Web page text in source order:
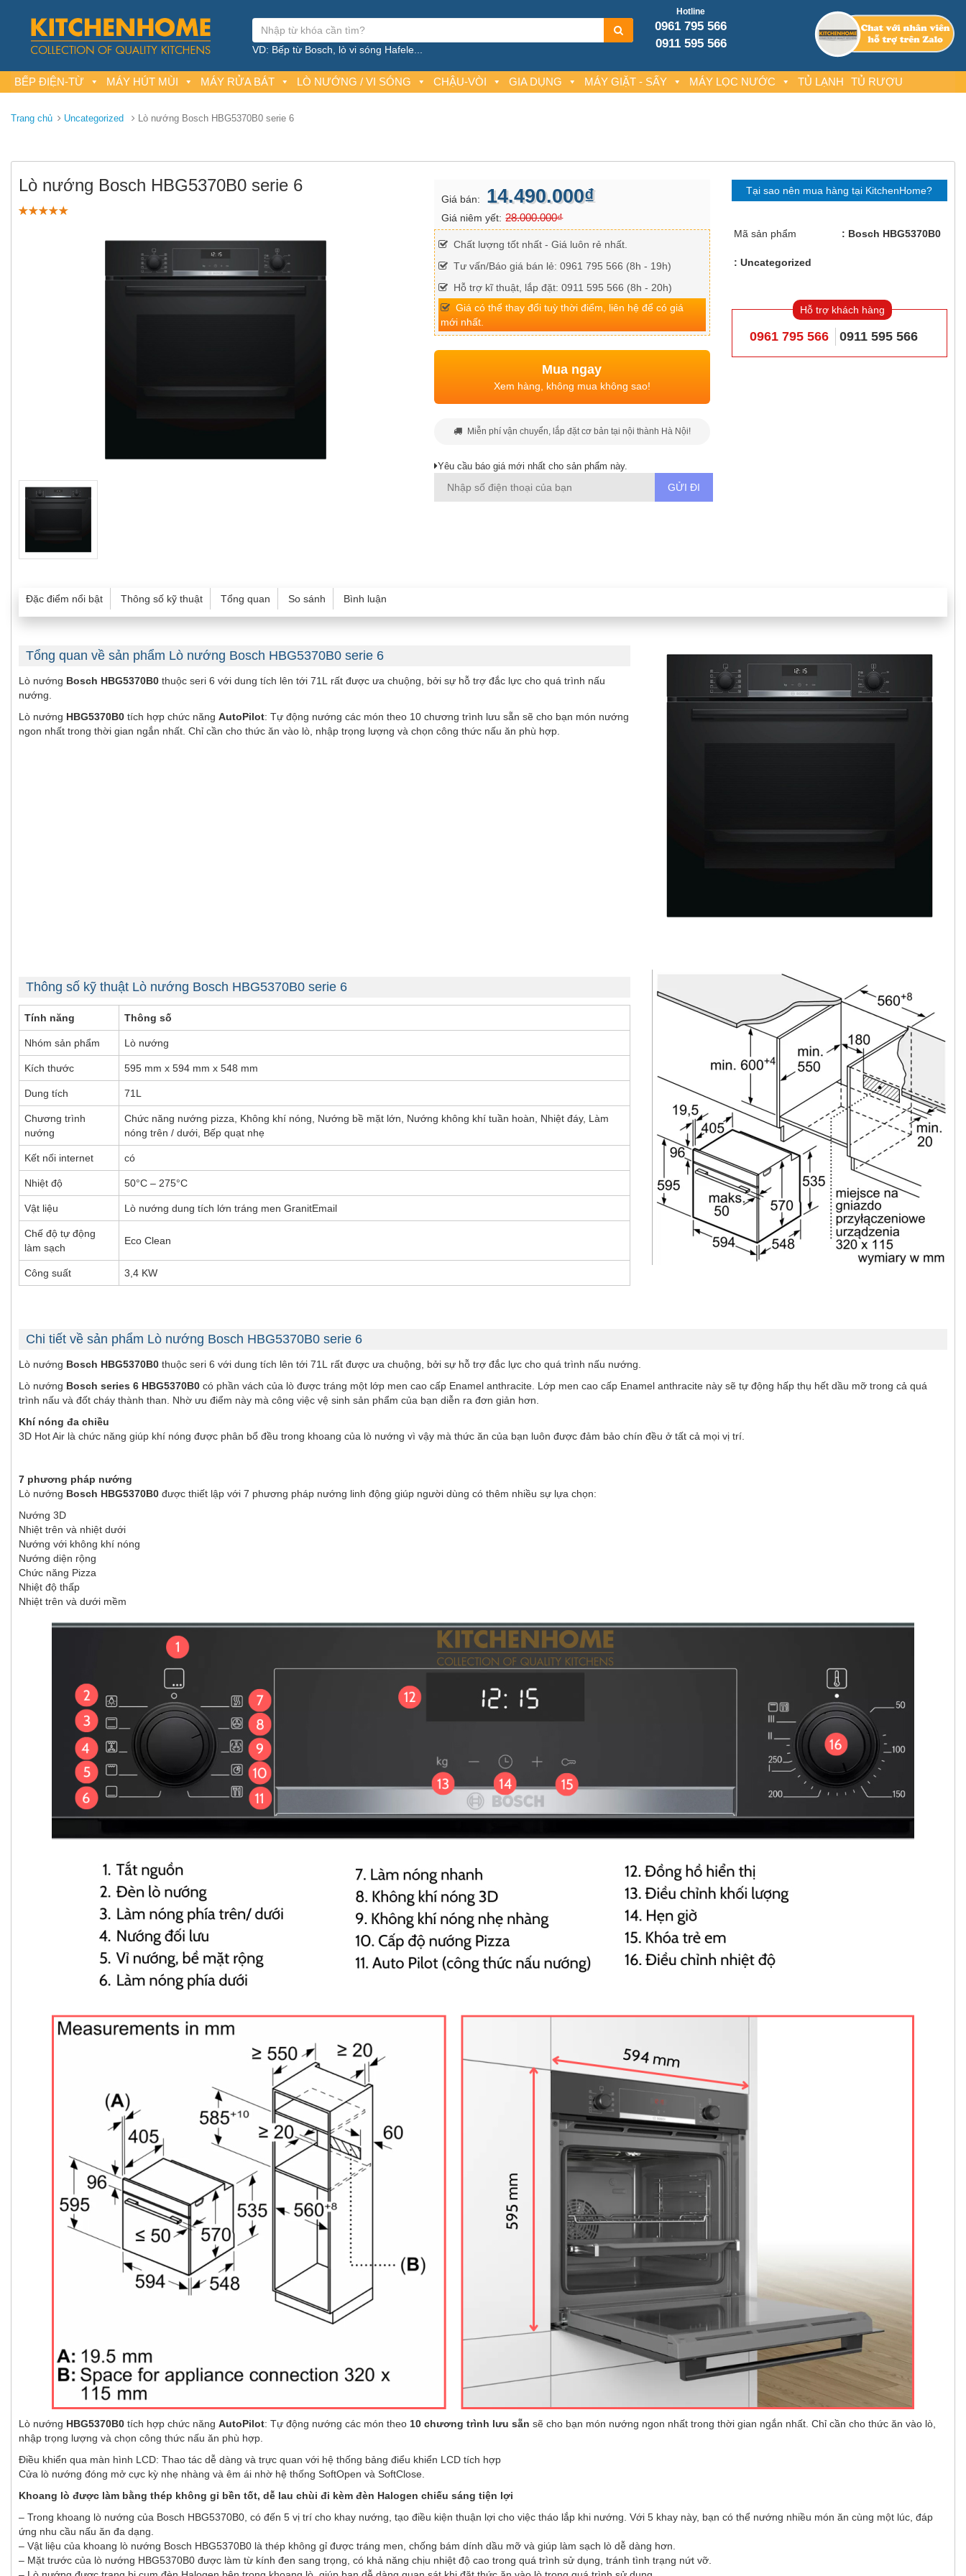
Hotline
0961 795 566
0911 595 566
VD: Bếp từ Bosch, lò vi sóng Hafele...
BẾP ĐIỆN-TỪ MÁY HÚT MÙI MÁY RỬA BÁT LÒ NƯỚNG / VI SÓNG CHẬU-VÒI GIA DỤNG MÁY GIẶT - SẤY MÁY LỌC NƯỚC TỦ LẠNH TỦ RƯỢU
Trang chủ Uncategorized Lò nướng Bosch HBG5370B0 serie 6
Lò nướng Bosch HBG5370B0 serie 6
Giá bán: 14.490.000₫
Giá niêm yết: 28.000.000₫
Chất lượng tốt nhất - Giá luôn rẻ nhất.
Tư vấn/Báo giá bán lẻ: 0961 795 566 (8h - 19h)
Hỗ trợ kĩ thuật, lắp đặt: 0911 595 566 (8h - 20h)
Giá có thể thay đổi tuỳ thời điểm, liên hệ để có giá
mới nhất.
Mua ngay
Xem hàng, không mua không sao!
Miễn phí vận chuyển, lắp đặt cơ bản tại nội thành Hà Nội!
Yêu cầu báo giá mới nhất cho sản phẩm này.
Tại sao nên mua hàng tại KitchenHome?
Mã sản phẩm Bosch HBG5370B0
Uncategorized
Hỗ trợ khách hàng
0961 795 566 0911 595 566
Đặc điểm nổi bật Thông số kỹ thuật Tổng quan So sánh Bình luận
Tổng quan về sản phẩm Lò nướng Bosch HBG5370B0 serie 6
Lò nướng Bosch HBG5370B0 thuộc seri 6 với dung tích lên tới 71L rất được ưa chuộng, bởi sự hỗ trợ đắc lực cho quá trình nấu
nướng.
Lò nướng HBG5370B0 tích hợp chức năng AutoPilot: Tự động nướng các món theo 10 chương trình lưu sẵn sẽ cho bạn món nướng
ngon nhất trong thời gian ngắn nhất. Chỉ cần cho thức ăn vào lò, nhập trọng lượng và chọn công thức nấu ăn phù hợp.
Thông số kỹ thuật Lò nướng Bosch HBG5370B0 serie 6
Tính năng Thông số
Nhóm sản phẩm Lò nướng
Kích thước 595 mm x 594 mm x 548 mm
Dung tích 71L
Chương trình
nướng
Chức năng nướng pizza, Không khí nóng, Nướng bề mặt lớn, Nướng không khí tuần hoàn, Nhiệt đáy, Làm
nóng trên / dưới, Bếp quạt nhẹ
Kết nối internet có
Nhiệt độ 50°C – 275°C
Vật liệu Lò nướng dung tích lớn tráng men GranitEmail
Chế độ tự động
làm sạch
Eco Clean
Công suất 3,4 KW
Chi tiết về sản phẩm Lò nướng Bosch HBG5370B0 serie 6
Lò nướng Bosch HBG5370B0 thuộc seri 6 với dung tích lên tới 71L rất được ưa chuộng, bởi sự hỗ trợ đắc lực cho quá trình nấu nướng.
Lò nướng Bosch series 6 HBG5370B0 có phần vách của lò được tráng một lớp men cao cấp Enamel anthracite. Lớp men cao cấp Enamel anthracite này sẽ tự động hấp thụ hết dầu mỡ trong cả quá
trình nấu và đốt cháy thành than. Nhờ ưu điểm này mà công việc vệ sinh sản phẩm của bạn diễn ra đơn giản hơn.
Khí nóng đa chiều
3D Hot Air là chức năng giúp khí nóng được phân bổ đều trong khoang của lò nướng vì vậy mà thức ăn của bạn luôn được đảm bảo chín đều ở tất cả mọi vị trí.
7 phương pháp nướng
Lò nướng Bosch HBG5370B0 được thiết lập với 7 phương pháp nướng linh động giúp người dùng có thêm nhiều sự lựa chọn:
Nướng 3D
Nhiệt trên và nhiệt dưới
Nướng với không khí nóng
Nướng diện rộng
Chức năng Pizza
Nhiệt độ thấp
Nhiệt trên và dưới mềm
Lò nướng HBG5370B0 tích hợp chức năng AutoPilot: Tự động nướng các món theo 10 chương trình lưu sẵn sẽ cho bạn món nướng ngon nhất trong thời gian ngắn nhất. Chỉ cần cho thức ăn vào lò,
nhập trọng lượng và chọn công thức nấu ăn phù hợp.
Điều khiển qua màn hình LCD: Thao tác dễ dàng và trực quan với hệ thống bảng điểu khiển LCD tích hợp
Cửa lò nướng đóng mở cực kỳ nhẹ nhàng và êm ái nhờ hệ thống SoftOpen và SoftClose.
Khoang lò được làm bằng thép không gỉ bền tốt, dễ lau chùi đi kèm đèn Halogen chiếu sáng tiện lợi
– Trong khoang lò nướng của Bosch HBG5370B0, có đến 5 vị trí cho khay nướng, tạo điều kiện thuận lợi cho việc tháo lắp khi nướng. Với 5 khay này, bạn có thể nướng nhiều món ăn cùng một lúc, đáp
ứng nhu cầu nấu ăn đa dạng.
– Vật liệu của khoang lò nướng Bosch HBG5370B0 là thép không gỉ được tráng men, chống bám dính dầu mỡ và giúp làm sạch lò dễ dàng hơn.
– Mặt trước của lò nướng HBG5370B0 được làm từ kính đen sang trọng, có khả năng chịu nhiệt độ cao trong quá trình sử dụng, tránh tình trạng nứt vỡ.